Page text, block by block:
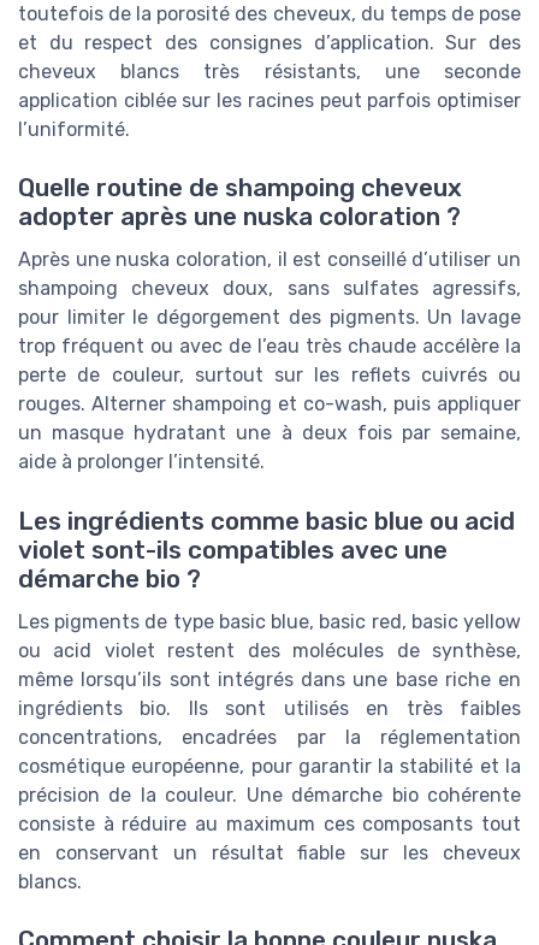
toutefois de la porosité des cheveux, du temps de pose
et du respect des consignes d’application. Sur des
cheveux blancs très résistants, une seconde
application ciblée sur les racines peut parfois optimiser
l’uniformité.
Quelle routine de shampoing cheveux
adopter après une nuska coloration ?
Après une nuska coloration, il est conseillé d’utiliser un
shampoing cheveux doux, sans sulfates agressifs,
pour limiter le dégorgement des pigments. Un lavage
trop fréquent ou avec de l’eau très chaude accélère la
perte de couleur, surtout sur les reflets cuivrés ou
rouges. Alterner shampoing et co-wash, puis appliquer
un masque hydratant une à deux fois par semaine,
aide à prolonger l’intensité.
Les ingrédients comme basic blue ou acid
violet sont-ils compatibles avec une
démarche bio ?
Les pigments de type basic blue, basic red, basic yellow
ou acid violet restent des molécules de synthèse,
même lorsqu’ils sont intégrés dans une base riche en
ingrédients bio. Ils sont utilisés en très faibles
concentrations, encadrées par la réglementation
cosmétique européenne, pour garantir la stabilité et la
précision de la couleur. Une démarche bio cohérente
consiste à réduire au maximum ces composants tout
en conservant un résultat fiable sur les cheveux
blancs.